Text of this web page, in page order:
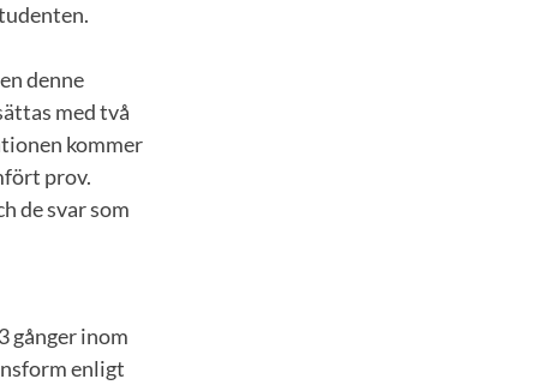
denne
med två
kommer
prov.
de svar som
gånger inom
enligt